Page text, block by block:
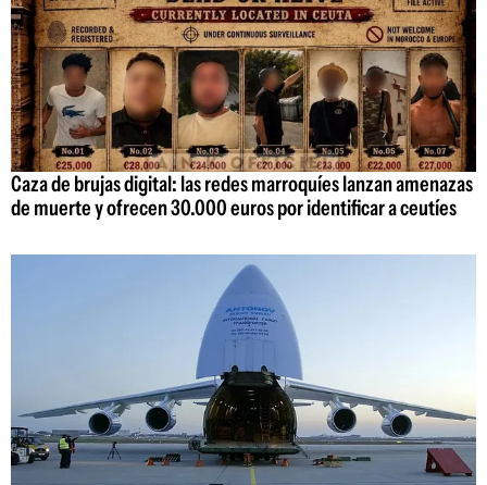
Caza de brujas digital: las redes marroquíes lanzan amenazas
de muerte y ofrecen 30.000 euros por identificar a ceutíes